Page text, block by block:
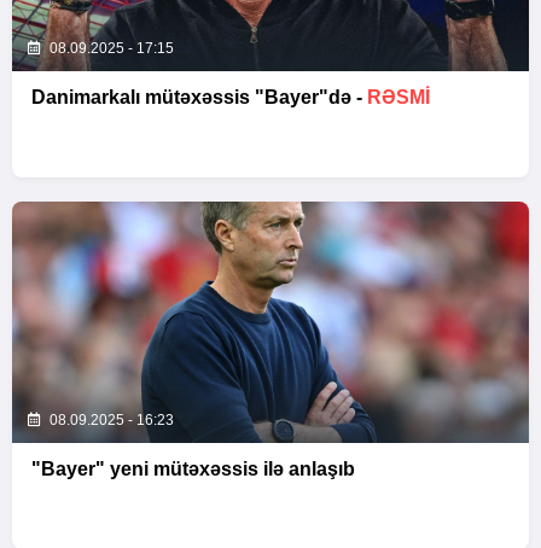
08.09.2025 - 17:15
Danimarkalı mütəxəssis "Bayer"də - RƏSMI
08.09.2025 - 16:23
"Bayer" yeni mütəxəssis ilə anlaşıb